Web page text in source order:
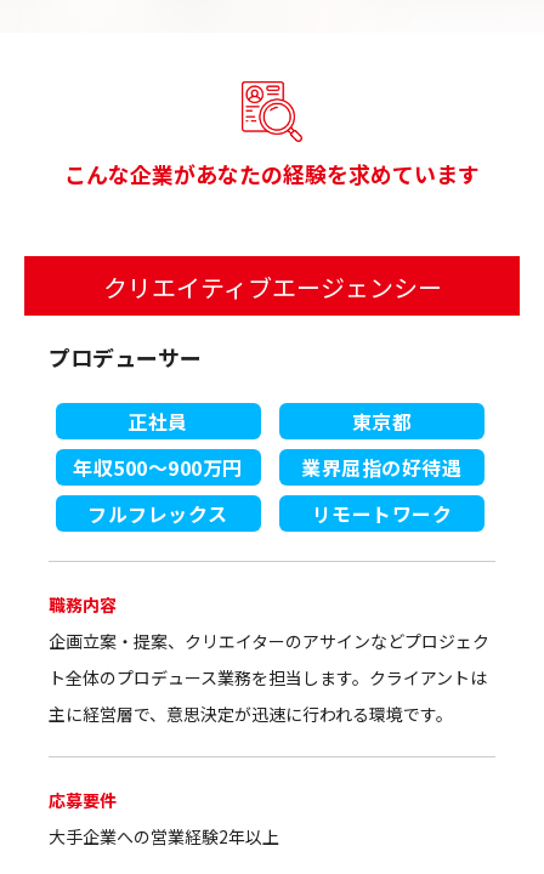
こんな企業があなたの経験を求めています
クリエイティブエージェンシー
プロデューサー
正社員
東京都
年収500～900万円
業界屈指の好待遇
フルフレックス
リモートワーク
職務内容
企画立案・提案、クリエイターのアサインなどプロジェク
ト全体のプロデュース業務を担当します。クライアントは
主に経営層で、意思決定が迅速に行われる環境です。
応募要件
大手企業への営業経験2年以上